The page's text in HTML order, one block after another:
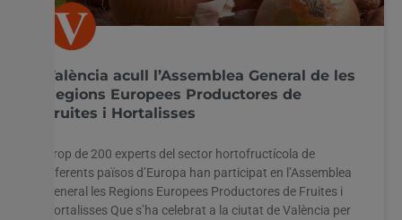
València acull l’Assemblea General de les
Regions Europees Productores de
Fruites i Hortalisses
Prop de 200 experts del sector hortofructícola de
diferents països d’Europa han participat en l’Assemblea
General les Regions Europees Productores de Fruites i
Hortalisses Que s’ha celebrat a la ciutat de València per